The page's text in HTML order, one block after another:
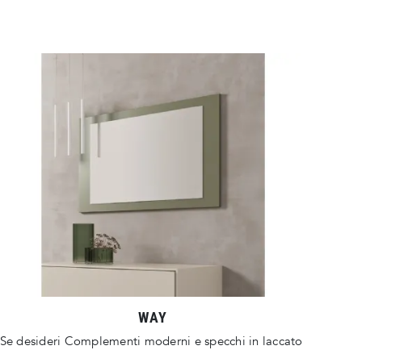
WAY
Se desideri Complementi moderni e specchi in laccato